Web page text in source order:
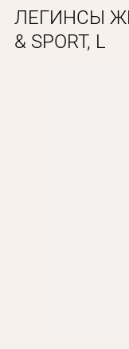
ЛЕГИНСЫ
& SPORT, L